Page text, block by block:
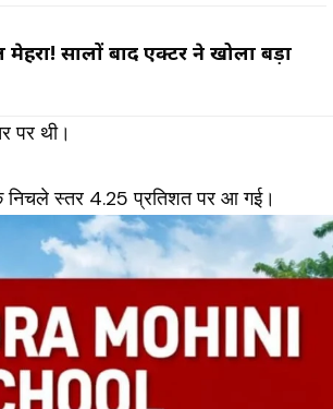
सालों बाद एक्टर ने खोला बड़ा
पर थी।
निचले स्तर 4.25 प्रतिशत पर आ गई।